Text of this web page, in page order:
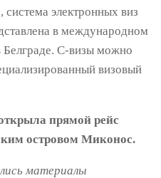
электронных виз
в международном
Белграде. C-визы можно
визовый
прямой рейс
островом Миконос.
материалы